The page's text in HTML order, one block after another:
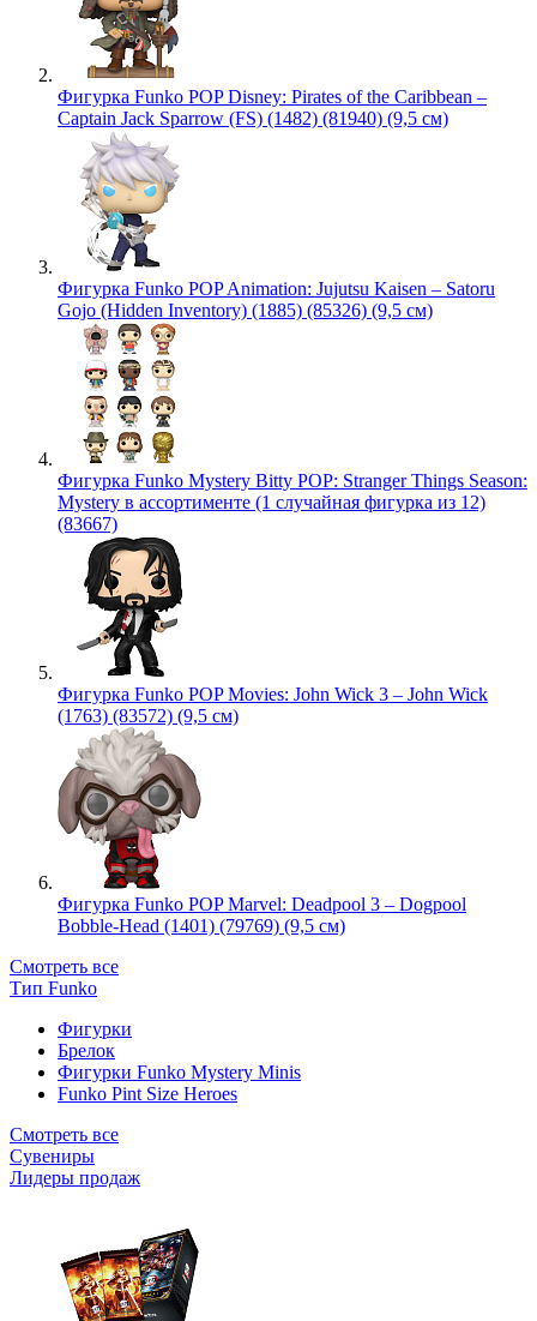
Фигурка Funko POP Disney: Pirates of the Caribbean –
Captain Jack Sparrow (FS) (1482) (81940) (9,5 см)
Фигурка Funko POP Animation: Jujutsu Kaisen – Satoru
Gojo (Hidden Inventory) (1885) (85326) (9,5 см)
Фигурка Funko Mystery Bitty POP: Stranger Things Season:
Mystery в ассортименте (1 случайная фигурка из 12)
(83667)
Фигурка Funko POP Movies: John Wick 3 – John Wick
(1763) (83572) (9,5 см)
Фигурка Funko POP Marvel: Deadpool 3 – Dogpool
Bobble-Head (1401) (79769) (9,5 см)
Смотреть все
Тип Funko
Фигурки
Брелок
Фигурки Funko Mystery Minis
Funko Pint Size Heroes
Смотреть все
Сувениры
Лидеры продаж